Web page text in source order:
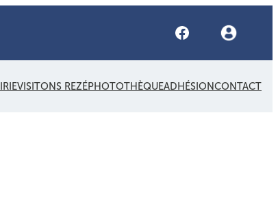
Facebook
VISITONS REZÉPHOTOTHÈQUEADHÉSIONCONTACT